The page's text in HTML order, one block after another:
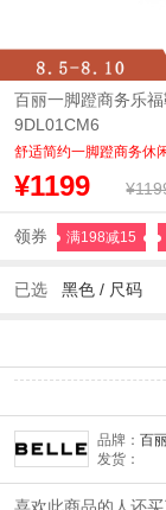
百丽一脚蹬商务乐
9DL01CM6
舒适简约一脚蹬商务休
¥1199
领券 满198减15
已选 黑色 / 尺码
品牌： 百
发货：